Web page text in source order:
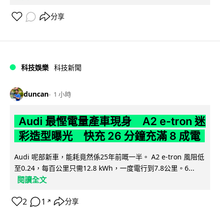
分享
科技娛樂 科技新聞
duncan 1 小時
Audi 最慳電量產車現身 A2 e-tron 迷
彩造型曝光 快充 26 分鐘充滿 8 成電
Audi 呢部新車，能耗竟然係25年前嘅一半。 A2 e-tron 風阻低
至0.24，每百公里只需12.8 kWh，一度電行到7.8公里。6...
閱讀全文
2 1 ↗ 分享